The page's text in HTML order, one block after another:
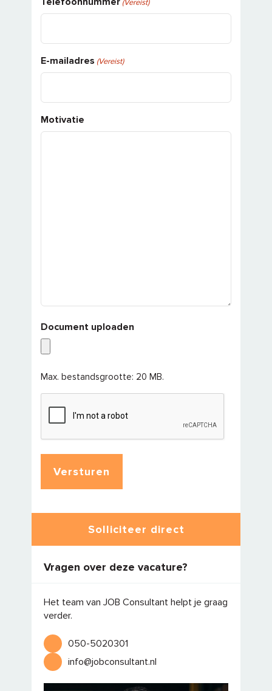
(Vereist)
E-mailadres (Vereist)
Motivatie
Document uploaden
Max. bestandsgrootte: 20 MB.
Solliciteer direct
Vragen over deze vacature?
Het team van JOB Consultant helpt je graag
verder.
050-5020301
info@jobconsultant.nl